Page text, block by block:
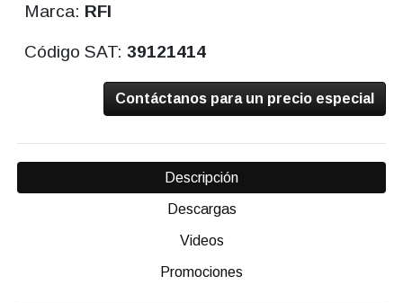
Marca: RFI
Código SAT:39121414
Contáctanos para un precio especial
Descripción
Descargas
Videos
Promociones